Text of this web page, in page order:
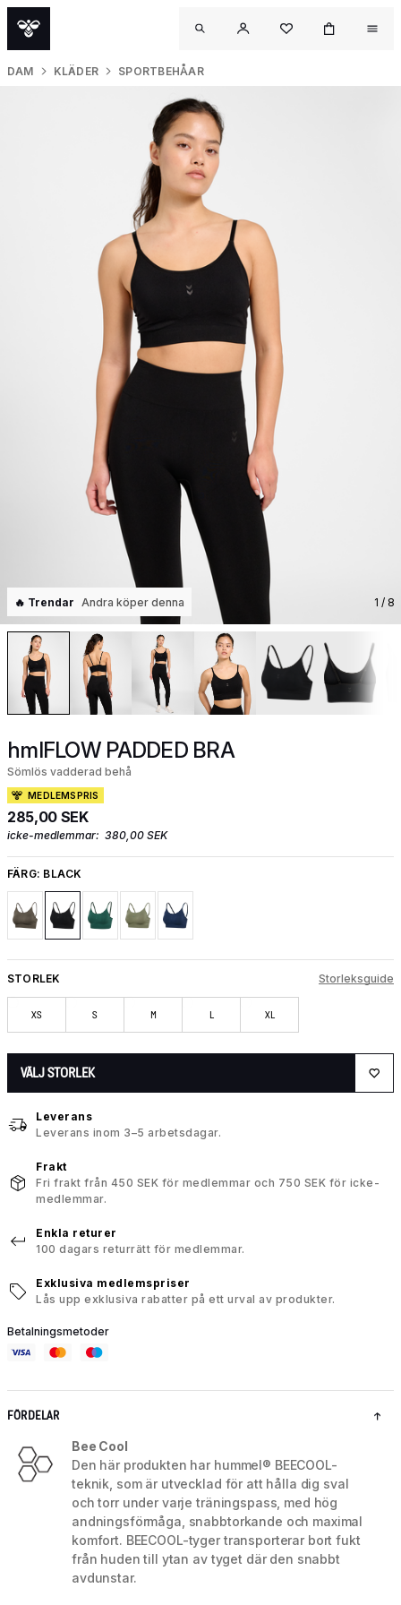
DAM KLÄDER SPORTBEHÅAR
🔥 Trendar Andra köper denna 1 / 8
hmlFLOW PADDED BRA
Sömlös vadderad behå
MEDLEMSPRIS
285,00 SEK
icke-medlemmar: 380,00 SEK
FÄRG: BLACK
STORLEK Storleksguide
XS S M L XL
VÄLJ STORLEK
Leverans
Leverans inom 3–5 arbetsdagar.
Frakt
Fri frakt från 450 SEK för medlemmar och 750 SEK för icke-
medlemmar.
Enkla returer
100 dagars returrätt för medlemmar.
Exklusiva medlemspriser
Lås upp exklusiva rabatter på ett urval av produkter.
Betalningsmetoder
FÖRDELAR
Bee Cool
Den här produkten har hummel® BEECOOL-
teknik, som är utvecklad för att hålla dig sval
och torr under varje träningspass, med hög
andningsförmåga, snabbtorkande och maximal
komfort. BEECOOL-tyger transporterar bort fukt
från huden till ytan av tyget där den snabbt
avdunstar.